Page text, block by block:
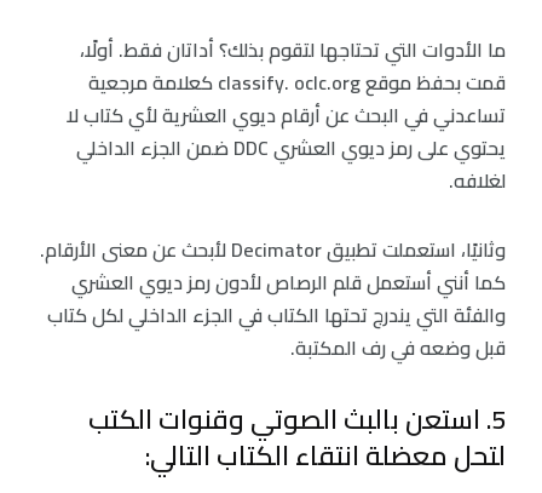
ما الأدوات التي تحتاجها لتقوم بذلك؟ أداتان فقط. أولًا،
قمت بحفظ موقع classify. oclc.org كعلامة مرجعية
تساعدني في البحث عن أرقام ديوي العشرية لأي كتاب لا
يحتوي على رمز ديوي العشري DDC ضمن الجزء الداخلي
لغلافه.
وثانيًا، استعملت تطبيق Decimator لأبحث عن معنى الأرقام.
كما أنني أستعمل قلم الرصاص لأدون رمز ديوي العشري
والفئة التي يندرج تحتها الكتاب في الجزء الداخلي لكل كتاب
قبل وضعه في رف المكتبة.
5. استعن بالبث الصوتي وقنوات الكتب
لتحل معضلة انتقاء الكتاب التالي: